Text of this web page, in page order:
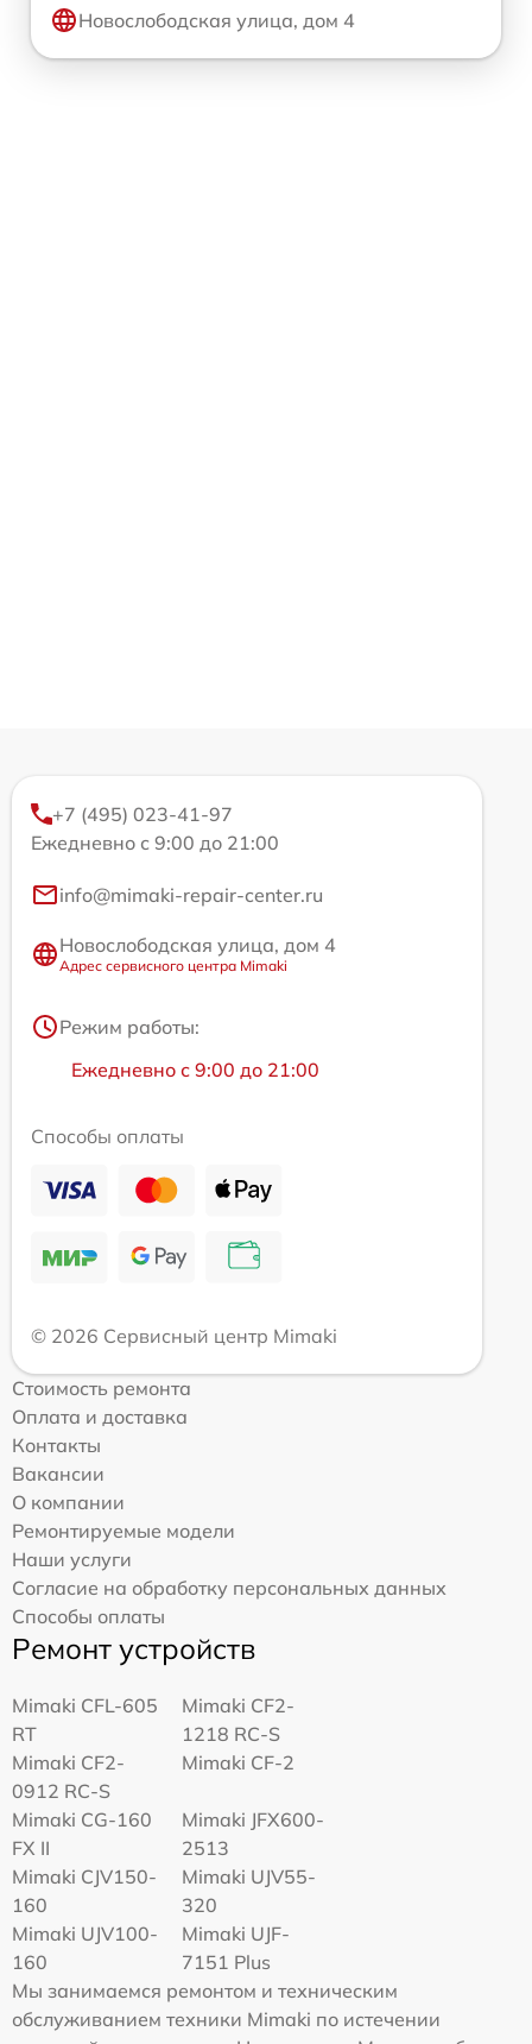
Новослободская улица, дом 4
+7 (495) 023-41-97
Ежедневно с 9:00 до 21:00
info@mimaki-repair-center.ru
Новослободская улица, дом 4
Адрес сервисного центра Mimaki
Режим работы:
Ежедневно с 9:00 до 21:00
Способы оплаты
© 2026 Сервисный центр Mimaki
Стоимость ремонта
Оплата и доставка
Контакты
Вакансии
О компании
Ремонтируемые модели
Наши услуги
Согласие на обработку персональных данных
Способы оплаты
Ремонт устройств
Mimaki CFL-605
RT
Mimaki CF2-
1218 RC-S
Mimaki CF2-
0912 RC-S
Mimaki CF-2
Mimaki CG-160
FX II
Mimaki JFX600-
2513
Mimaki СJV150-
160
Mimaki UJV55-
320
Mimaki UJV100-
160
Mimaki UJF-
7151 Plus
Мы занимаемся ремонтом и техническим
обслуживанием техники Mimaki по истечении